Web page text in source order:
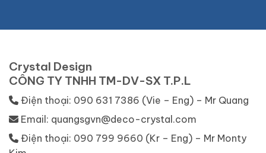
Crystal Design
CÔNG TY TNHH TM-DV-SX T.P.L
Điện thoại: 090 631 7386 (Vie – Eng) – Mr Quang
Email: quangsgvn@deco-crystal.com
Điện thoại: 090 799 9660 (Kr – Eng) – Mr Monty